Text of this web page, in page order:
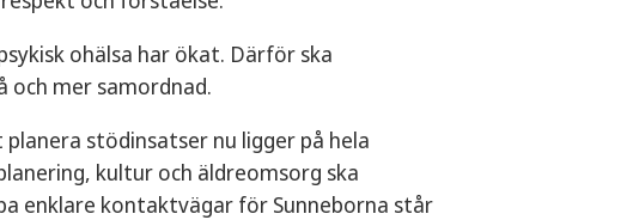
ohälsa har ökat. Därför ska
mer samordnad.
stödinsatser nu ligger på hela
kultur och äldreomsorg ska
enklare kontaktvägar för Sunneborna står